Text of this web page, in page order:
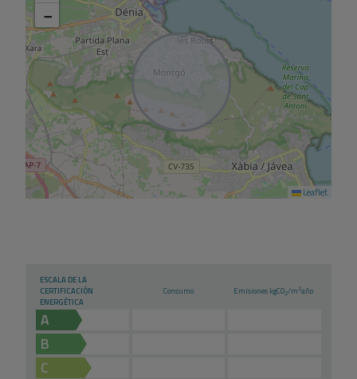
−
Leaflet
ESCALA DE LA
CERTIFICACIÓN
ENERGÉTICA
Consumo Emisiones kgCO2/m2año
A
B
C